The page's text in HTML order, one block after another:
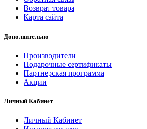
Возврат товара
Карта сайта
Дополнительно
Производители
Подарочные сертификаты
Партнерская программа
Акции
Личный Кабинет
Личный Кабинет